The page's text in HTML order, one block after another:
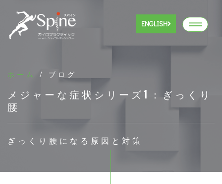
ENGLISH
ホーム / ブログ
メジャーな症状シリーズ1：ぎっくり
腰
ぎっくり腰になる原因と対策